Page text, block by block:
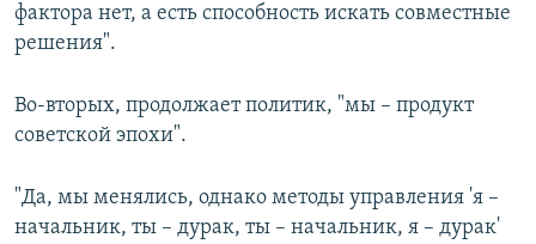
фактора нет, а есть способность искать совместные
решения".
Во-вторых, продолжает политик, "мы – продукт
советской эпохи".
"Да, мы менялись, однако методы управления 'я –
начальник, ты – дурак, ты – начальник, я – дурак'